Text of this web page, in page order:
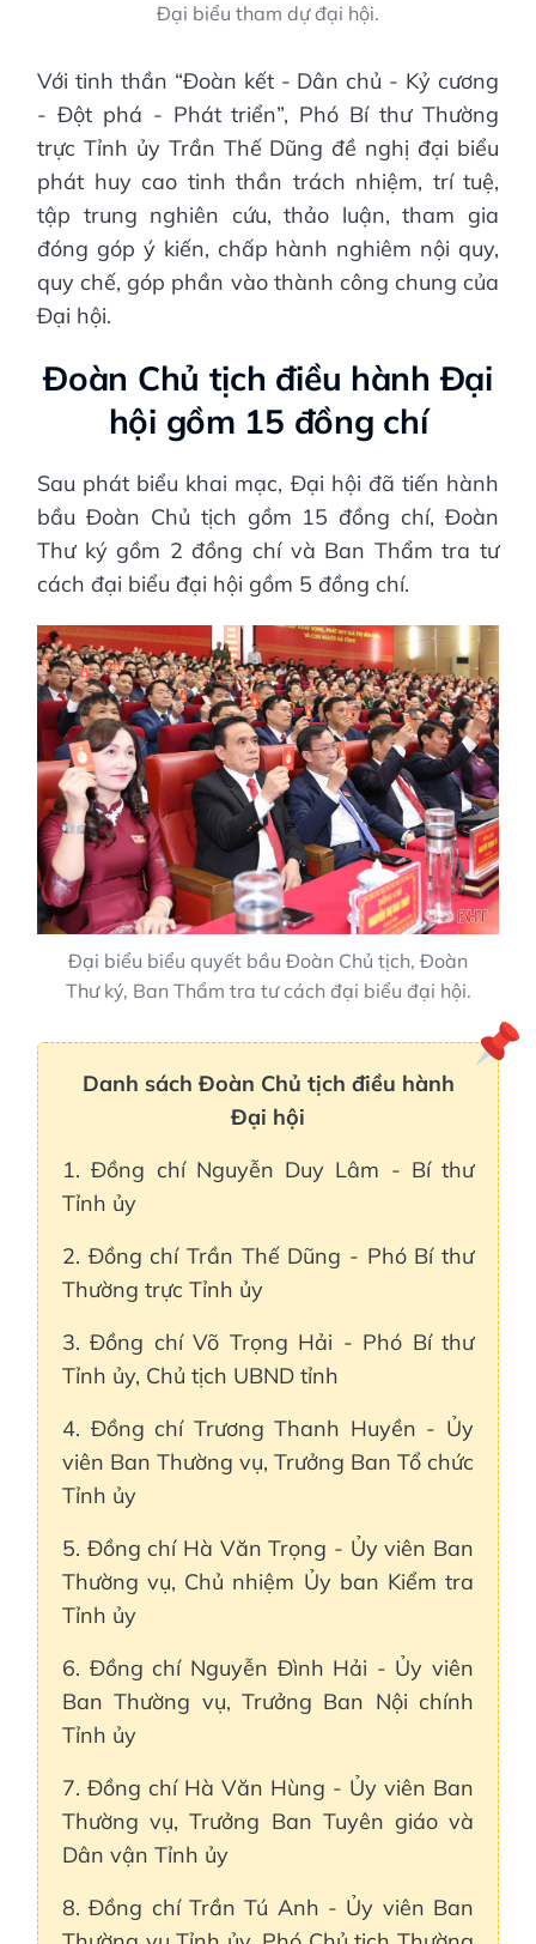
Đại biểu tham dự đại hội.
Với tinh thần “Đoàn kết - Dân chủ - Kỷ cương
- Đột phá - Phát triển”, Phó Bí thư Thường
trực Tỉnh ủy Trần Thế Dũng đề nghị đại biểu
phát huy cao tinh thần trách nhiệm, trí tuệ,
tập trung nghiên cứu, thảo luận, tham gia
đóng góp ý kiến, chấp hành nghiêm nội quy,
quy chế, góp phần vào thành công chung của
Đại hội.
Đoàn Chủ tịch điều hành Đại
hội gồm 15 đồng chí
Sau phát biểu khai mạc, Đại hội đã tiến hành
bầu Đoàn Chủ tịch gồm 15 đồng chí, Đoàn
Thư ký gồm 2 đồng chí và Ban Thẩm tra tư
cách đại biểu đại hội gồm 5 đồng chí.
Đại biểu biểu quyết bầu Đoàn Chủ tịch, Đoàn
Thư ký, Ban Thẩm tra tư cách đại biểu đại hội.
Danh sách Đoàn Chủ tịch điều hành
Đại hội
1. Đồng chí Nguyễn Duy Lâm - Bí thư
Tỉnh ủy
2. Đồng chí Trần Thế Dũng - Phó Bí thư
Thường trực Tỉnh ủy
3. Đồng chí Võ Trọng Hải - Phó Bí thư
Tỉnh ủy, Chủ tịch UBND tỉnh
4. Đồng chí Trương Thanh Huyền - Ủy
viên Ban Thường vụ, Trưởng Ban Tổ chức
Tỉnh ủy
5. Đồng chí Hà Văn Trọng - Ủy viên Ban
Thường vụ, Chủ nhiệm Ủy ban Kiểm tra
Tỉnh ủy
6. Đồng chí Nguyễn Đình Hải - Ủy viên
Ban Thường vụ, Trưởng Ban Nội chính
Tỉnh ủy
7. Đồng chí Hà Văn Hùng - Ủy viên Ban
Thường vụ, Trưởng Ban Tuyên giáo và
Dân vận Tỉnh ủy
8. Đồng chí Trần Tú Anh - Ủy viên Ban